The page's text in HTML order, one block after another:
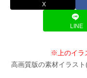
X
LINE
※上のイラ
高画質版の素材イラス